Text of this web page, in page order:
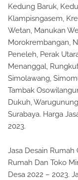
Kedung Baruk,
Klampisngasem,
Wetan, Manukan
Morokrembangan,
Peneleh, Perak
Menanggal,
Simolawang,
Tambak
Dukuh,
Surabaya. Harga
2023.
Jasa Desain Rumah
Rumah Dan Toko
Desa 2022 – 2023.